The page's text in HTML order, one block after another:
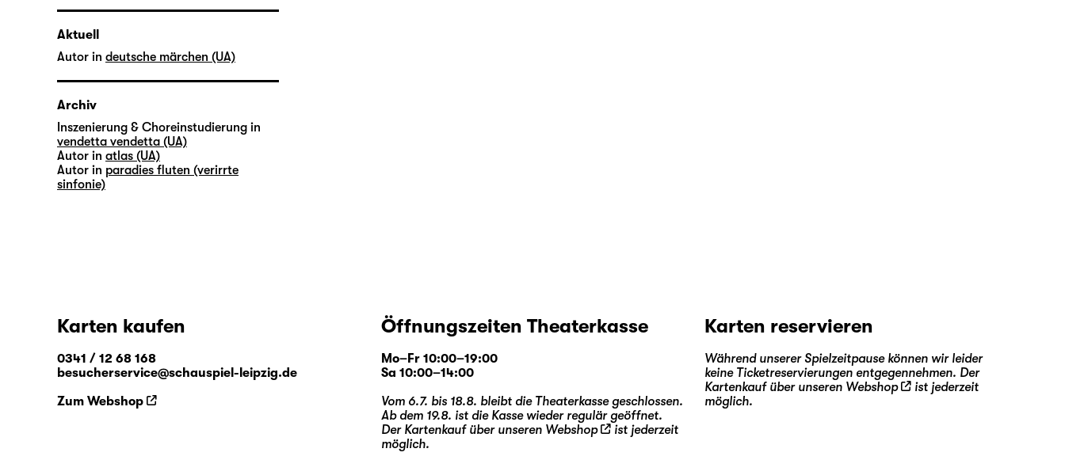
Aktuell
Autor in deutsche märchen (UA)
Archiv
Inszenierung & Choreinstudierung in
vendetta vendetta (UA)
Autor in atlas (UA)
Autor in paradies fluten (verirrte
sinfonie)
Karten kaufen
0341 / 12 68 168
besucherservice@schauspiel-leipzig.de
Zum Webshop
Öffnungszeiten Theaterkasse
Mo–Fr 10:00–19:00
Sa 10:00–14:00
Vom 6.7. bis 18.8. bleibt die Theaterkasse geschlossen.
Ab dem 19.8. ist die Kasse wieder regulär geöffnet.
Der Kartenkauf über unseren Webshop
ist jederzeit
möglich.
Karten reservieren
Während unserer Spielzeitpause können wir leider
keine Ticketreservierungen entgegennehmen. Der
Kartenkauf über unseren Webshop
ist jederzeit
möglich.